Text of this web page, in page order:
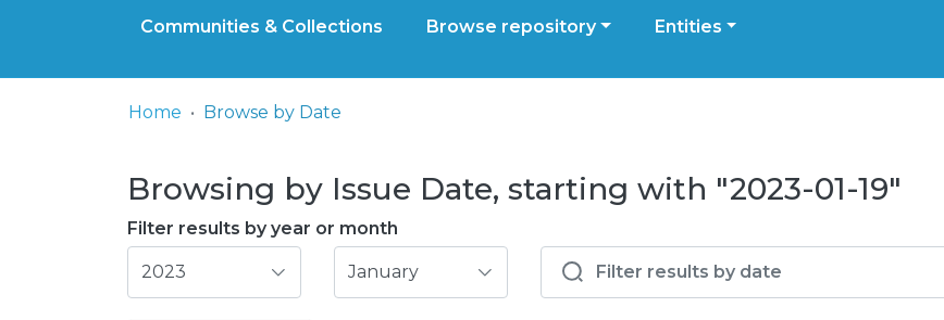
Communities & Collections Browse repository Entities
Home Browse by Date
Browsing by Issue Date, starting with "2023-01-19"
Filter results by year or month